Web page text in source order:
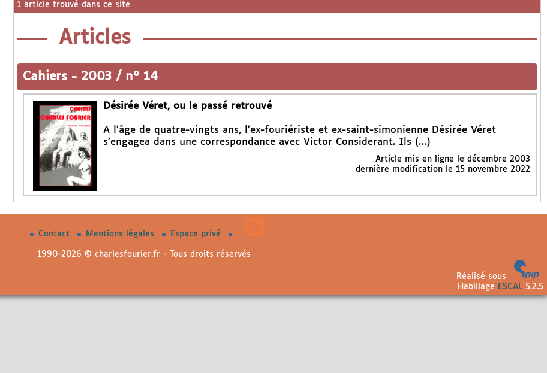
1 article trouvé dans ce site
Articles
Cahiers - 2003 / n° 14
Désirée Véret, ou le passé retrouvé
A l’âge de quatre-vingts ans, l’ex-fouriériste et ex-saint-simonienne Désirée Véret
s’engagea dans une correspondance avec Victor Considerant. Ils (…)
Article mis en ligne le décembre 2003
dernière modification le 15 novembre 2022
Contact Mentions légales Espace privé
1990-2026 © charlesfourier.fr - Tous droits réservés
Réalisé sous
Habillage
ESCAL5.2.5